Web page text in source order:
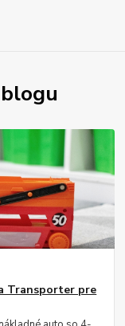
Transporter pre